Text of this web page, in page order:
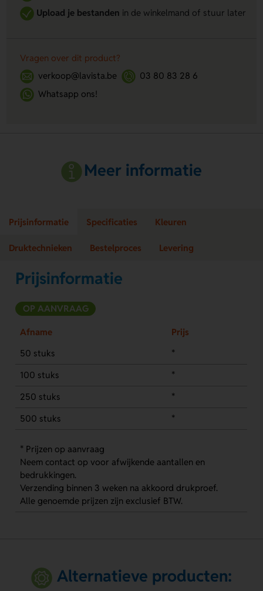
Upload je bestanden in de winkelmand of stuur later
Vragen over dit product?
verkoop@lavista.be
03 80 83 28 6
Whatsapp ons!
Meer informatie
Prijsinformatie Specificaties Kleuren
Druktechnieken Bestelproces Levering
Prijsinformatie
OP AANVRAAG
Afname
Prijs
50 stuks
*
100 stuks
*
250 stuks
*
500 stuks
*
* Prijzen op aanvraag
Neem contact op voor afwijkende aantallen en
bedrukkingen.
Verzending binnen 3 weken na akkoord drukproef.
Alle genoemde prijzen zijn exclusief BTW.
Alternatieve producten: